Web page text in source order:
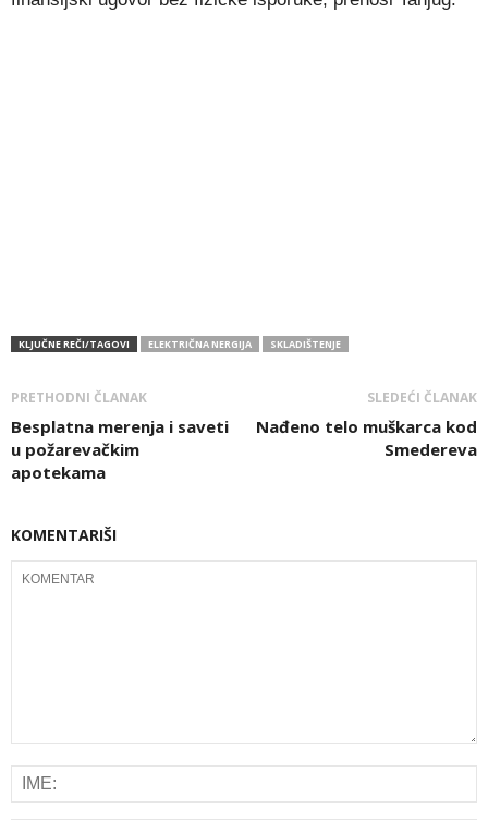
KLJUČNE REČI/TAGOVI ELEKTRIČNA NERGIJA SKLADIŠTENJE
PRETHODNI ČLANAK
Besplatna merenja i saveti
u požarevačkim
apotekama
SLEDEĆI ČLANAK
Nađeno telo muškarca kod
Smedereva
KOMENTARIŠI